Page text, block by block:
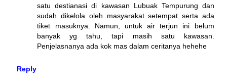
satu destianasi di kawasan Lubuak Tempurung dan
sudah dikelola oleh masyarakat setempat serta ada
tiket masuknya. Namun, untuk air terjun ini belum
banyak yg tahu, tapi masih satu kawasan.
Penjelasnanya ada kok mas dalam ceritanya hehehe
Reply